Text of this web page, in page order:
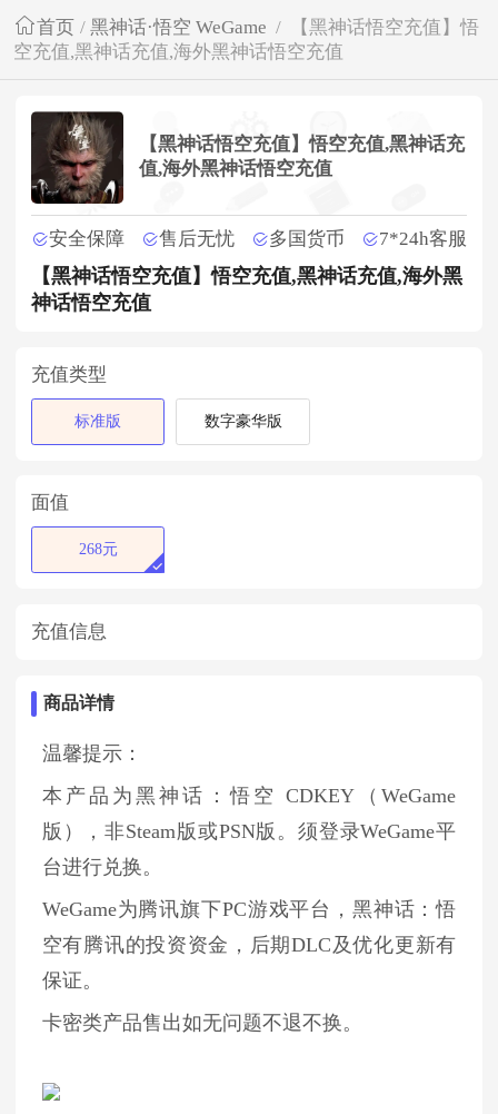
首页 / 黑神话·悟空 WeGame /
【黑神话悟空充值】悟
空充值,黑神话充值,海外黑神话悟空充值
【黑神话悟空充值】悟空充值,黑神话充
值,海外黑神话悟空充值
安全保障 售后无忧 多国货币 7*24h客服
【黑神话悟空充值】悟空充值,黑神话充值,海外黑
神话悟空充值
充值类型
标准版 数字豪华版
面值
268元
充值信息
商品详情
温馨提示：
本产品为黑神话：悟空 CDKEY（WeGame
版），非Steam版或PSN版。须登录WeGame平
台进行兑换。
WeGame为腾讯旗下PC游戏平台，黑神话：悟
空有腾讯的投资资金，后期DLC及优化更新有
保证。
卡密类产品售出如无问题不退不换。